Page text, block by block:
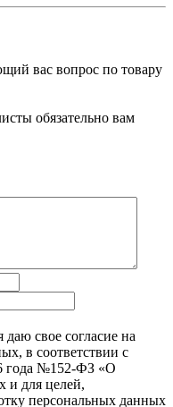
вас вопрос по товару
обязательно вам
свое согласие на
в соответствии с
года №152-ФЗ «О
и для целей,
персональных данных